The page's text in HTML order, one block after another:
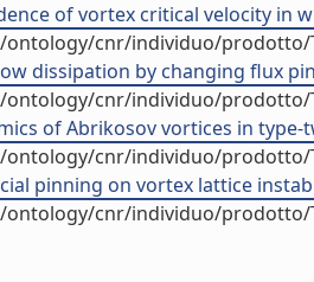
of vortex critical velocity in
cnr/individuo/prodotto/
dissipation by changing flux
cnr/individuo/prodotto/
of Abrikosov vortices in
cnr/individuo/prodotto/
pinning on vortex lattice
cnr/individuo/prodotto/